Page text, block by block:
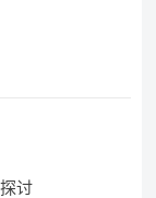
讨